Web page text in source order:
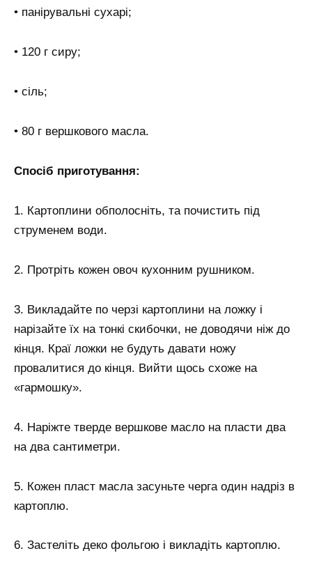
• панірувальні сухарі;
• 120 г сиру;
• сіль;
• 80 г вершкового масла.
Спосіб приготування:
1. Картоплини обполосніть, та почистить під
струменем води.
2. Протріть кожен овоч кухонним рушником.
3. Викладайте по черзі картоплини на ложку і
нарізайте їх на тонкі скибочки, не доводячи ніж до
кінця. Краї ложки не будуть давати ножу
провалитися до кінця. Вийти щось схоже на
«гармошку».
4. Наріжте тверде вершкове масло на пласти два
на два сантиметри.
5. Кожен пласт масла засуньте черга один надріз в
картоплю.
6. Застеліть деко фольгою і викладіть картоплю.